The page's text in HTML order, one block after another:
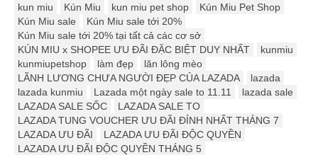
kun miu
Kún Miu kun miu pet shop
Kún Miu Pet Shop
Kún Miu sale
Kún Miu sale tới 20%
Kún Miu sale tới 20% tại tất cả các cơ sở
KÚN MIU x SHOPEE ƯU ĐÃI ĐẶC BIỆT DUY NHẤT
kunmiu
kunmiupetshop
làm đẹp
lăn lông mèo
LÃNH LƯƠNG CHƯA NGƯỜI ĐẸP CỦA LAZADA
lazada
lazada kunmiu
Lazada một ngày sale to 11.11
lazada sale
LAZADA SALE SỐC
LAZADA SALE TO
LAZADA TUNG VOUCHER ƯU ĐÃI ĐỈNH NHẤT THÁNG 7
LAZADA ƯU ĐÃI
LAZADA ƯU ĐÃI ĐỘC QUYỀN
LAZADA ƯU ĐÃI ĐỘC QUYỀN THÁNG 5